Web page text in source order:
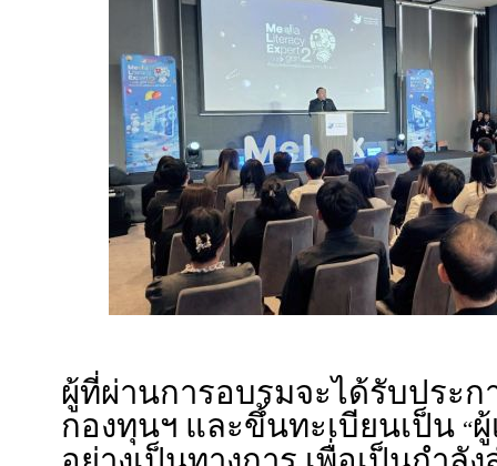
ผู้ที่ผ่านการอบรมจะได้รับประ
กองทุนฯ และขึ้นทะเบียนเป็น “